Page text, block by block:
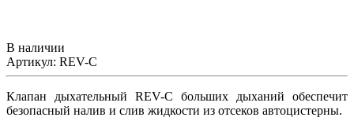
В наличии
Артикул: REV-C
Клапан дыхательный REV-C больших дыханий обеспечит
безопасный налив и слив жидкости из отсеков автоцистерны.